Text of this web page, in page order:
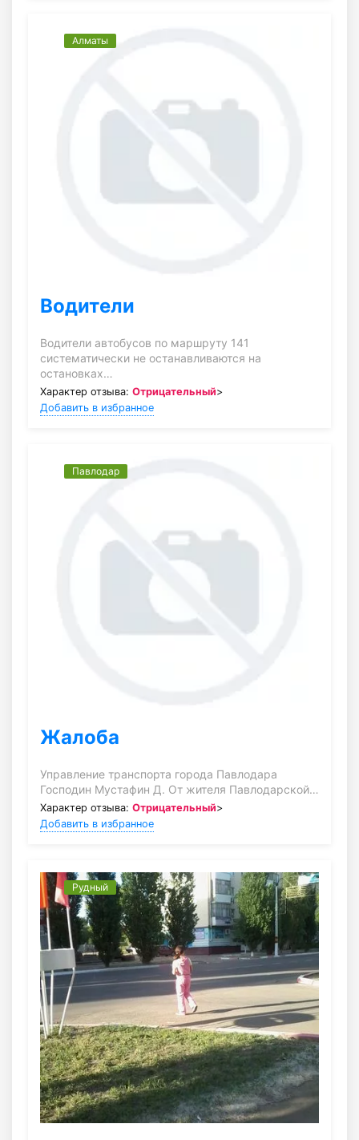
Алматы
Водители
Водители автобусов по маршруту 141
систематически не останавливаются на
остановках…
Характер отзыва: Отрицательный>
Добавить в избранное
Павлодар
Жалоба
Управление транспорта города Павлодара
Господин Мустафин Д. От жителя Павлодарской…
Характер отзыва: Отрицательный>
Добавить в избранное
Рудный